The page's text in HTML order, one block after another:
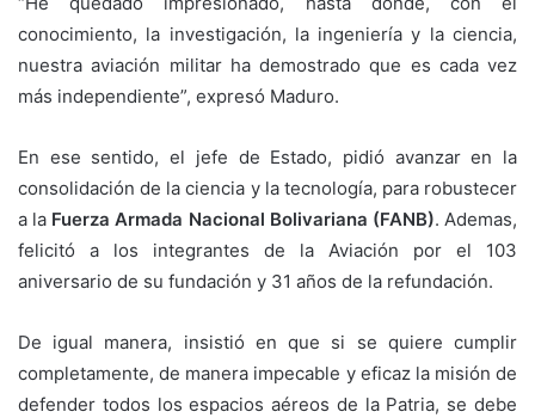
conocimiento, la investigación, la ingeniería y la ciencia,
nuestra aviación militar ha demostrado que es cada vez
más independiente”, expresó Maduro.
En ese sentido, el jefe de Estado, pidió avanzar en la
consolidación de la ciencia y la tecnología, para robustecer
a la Fuerza Armada Nacional Bolivariana (FANB). Ademas,
felicitó a los integrantes de la Aviación por el 103
aniversario de su fundación y 31 años de la refundación.
De igual manera, insistió en que si se quiere cumplir
completamente, de manera impecable y eficaz la misión de
defender todos los espacios aéreos de la Patria, se debe